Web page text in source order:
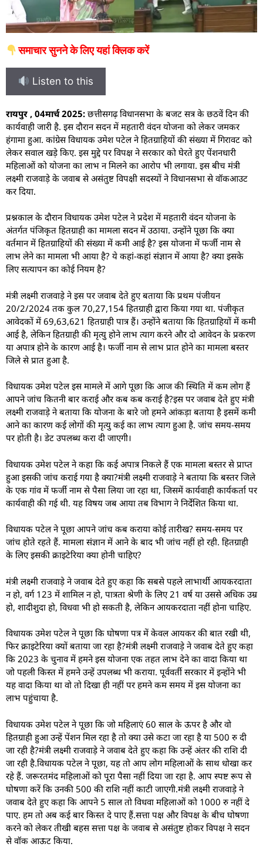
समाचार सुनने के लिए यहां क्लिक करें
Listen to this
रायपुर , 04मार्च 2025: छत्तीसगढ़ विधानसभा के बजट सत्र के छठवें दिन की
कार्यवाही जारी है. इस दौरान सदन में महतारी वंदन योजना को लेकर जमकर
हंगामा हुआ. कांग्रेस विधायक उमेश पटेल ने हितग्राहियों की संख्या में गिरावट को
लेकर सवाल खड़े किए. इस मुद्दे पर विपक्ष ने सरकार को घेरते हुए पेंशनधारी
महिलाओं को योजना का लाभ न मिलने का आरोप भी लगाया. इस बीच मंत्री
लक्ष्मी राजवाड़े के जवाब से असंतुष्ट विपक्षी सदस्यों ने विधानसभा से वॉकआउट
कर दिया.
प्रश्नकाल के दौरान विधायक उमेश पटेल ने प्रदेश में महतारी वंदन योजना के
अंतर्गत पंजिकृत हितग्राही का मामला सदन में उठाया. उन्होंने पूछा कि क्या
वर्तमान में हितग्राहियों की संख्या में कमी आई है? इस योजना में फर्जी नाम से
लाभ लेने का मामला भी आया है? ये कहां-कहां संज्ञान में आया है? क्या इसके
लिए सत्यापन का कोई नियम है?
मंत्री लक्ष्मी राजवाड़े ने इस पर जवाब देते हुए बताया कि प्रथम पंजीयन
20/2/2024 तक कुल 70,27,154 हितग्राही द्वारा किया गया था. पंजीकृत
आवेदकों में 69,63,621 हितग्राही पात्र हैं। उन्होंने बताया कि हितग्राहियों में कमी
आई है, लेकिन हितग्राही की मृत्यु होने लाभ त्याग करने और दो आवेदन के प्रकरण
या अपात्र होने के कारण आई है। फर्जी नाम से लाभ प्रात होने का मामला बस्तर
जिले से प्रात हुआ है.
विधायक उमेश पटेल इस मामले में आगे पूछा कि आज की स्थिति में कम लोग हैं
आपने जांच कितनी बार कराई और कब कब कराई है?इस पर जवाब देते हुए मंत्री
लक्ष्मी राजवाड़े ने बताया कि योजना के बारे जो हमने आंकड़ा बताया है इसमें कमी
आने का कारण कई लोगों की मृत्यु कई का लाभ त्याग हुआ है. जांच समय-समय
पर होती है। डेट उपलब्ध करा दी जाएगी।
विधायक उमेश पटेल ने कहा कि कई अपात्र निकले हैं एक मामला बस्तर से प्राप्त
हुआ इसकी जांच कराई गया है क्या?मंत्री लक्ष्मी राजवाड़े ने बताया कि बस्तर जिले
के एक गांव में फर्जी नाम से पैसा लिया जा रहा था, जिसमें कार्यवाही कार्यकर्ता पर
कार्यवाही की गई थी. यह विषय जब आया तब विभाग ने निर्देशित किया था.
विधायक पटेल ने पूछा आपने जांच कब कराया कोई तारीख? समय-समय पर
जांच होते रहते हैं. मामला संज्ञान में आने के बाद भी जांच नहीं हो रही. हितग्राही
के लिए इसकी क्राइटेरिया क्या होनी चाहिए?
मंत्री लक्ष्मी राजवाड़े ने जवाब देते हुए कहा कि सबसे पहले लाभार्थी आयकरदाता
न हो, वर्ग 123 में शामिल न हो, पात्रता श्रेणी के लिए 21 वर्ष या उससे अधिक उम्र
हो, शादीशुदा हो, विधवा भी हो सकती है, लेकिन आयकरदाता नहीं होना चाहिए.
विधायक उमेश पटेल ने पूछा कि घोषणा पत्र में केवल आयकर की बात रखी थी,
फिर क्राइटेरिया क्यों बताया जा रहा है?मंत्री लक्ष्मी राजवाड़े ने जवाब देते हुए कहा
कि 2023 के चुनाव में हमने इस योजना एक तहत लाभ देने का वादा किया था
जो पहली किस्त में हमने उन्हें उपलब्ध भी कराया. पूर्ववर्ती सरकार में इन्होंने भी
यह वादा किया था वो तो दिखा ही नहीं पर हमने कम समय में इस योजना का
लाभ पहुंचाया है.
विधायक उमेश पटेल ने पूछा कि जो महिलाएं 60 साल के ऊपर है और वो
हितग्राही हुआ उन्हें पेंशन मिल रहा है तो क्या उसे कटा जा रहा है या 500 रु दी
जा रही है?मंत्री लक्ष्मी राजवाड़े ने जवाब देते हुए कहा कि उन्हें अंतर की राशि दी
जा रही है.विधायक पटेल ने पूछा, यह तो आप लोग महिलाओं के साथ धोखा कर
रहे हैं. जरूरतमंद महिलाओं को पूरा पैसा नहीं दिया जा रहा है. आप स्पष्ट रूप से
घोषणा करें कि उनकी 500 की राशि नहीं काटी जाएगी.मंत्री लक्ष्मी राजवाड़े ने
जवाब देते हुए कहा कि आपने 5 साल तो विधवा महिलाओं को 1000 रु नहीं दे
पाए. हम तो अब कई बार किस्त दे पाए हैं.सत्ता पक्ष और विपक्ष के बीच घोषणा
करने को लेकर तीखी बहस सत्ता पक्ष के जवाब से असंतुष्ट होकर विपक्ष ने सदन
से वॉक आऊट किया.